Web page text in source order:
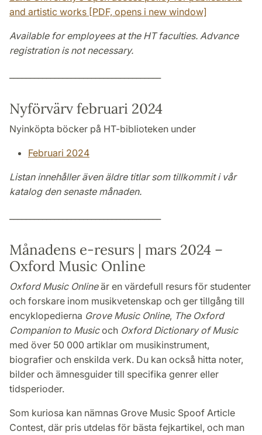
and artistic works [PDF, opens i new window]
Available for employees at the HT faculties. Advance
registration is not necessary.
Nyförvärv februari 2024
Nyinköpta böcker på HT-biblioteken under
Februari 2024
Listan innehåller även äldre titlar som tillkommit i vår
katalog den senaste månaden.
Månadens e-resurs | mars 2024 –
Oxford Music Online
Oxford Music Onlineär en värdefull resurs för studenter
och forskare inom musikvetenskap och ger tillgång till
encyklopedierna Grove Music Online, The Oxford
Companion to Musicoch Oxford Dictionary of Music
med över 50 000 artiklar om musikinstrument,
biografier och enskilda verk. Du kan också hitta noter,
bilder och ämnesguider till specifika genrer eller
tidsperioder.
Som kuriosa kan nämnas Grove Music Spoof Article
Contest, där pris utdelas för bästa fejkartikel, och man